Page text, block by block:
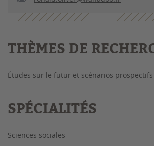
THÈMES DE
Études sur le futur et scénarios prospectifs
SPÉCIALITÉS
Sciences sociales